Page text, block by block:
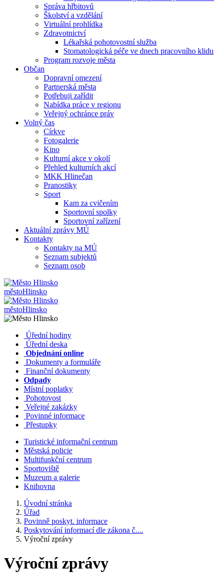
Správa hřbitovů
Školství a vzdělání
Virtuální prohlídka
Zdravotnictví
Lékařská pohotovostní služba
Stomatologická péče ve dnech pracovního klidu
Program rozvoje města
Občan
Dopravní omezení
Partnerská města
Potřebuji zařídit
Nabídka práce v regionu
Veřejný ochránce práv
Volný čas
Církve
Fotogalerie
Kino
Kulturní akce v okolí
Přehled kulturních akcí
MKK Hlinečan
Pranostiky
Sport
Kam za cvičením
Sportovní spolky
Sportovní zařízení
Aktuální zprávy MÚ
Kontakty
Kontakty na MÚ
Seznam subjektů
Seznam osob
městoHlinsko
městoHlinsko
Úřední hodiny
Úřední deska
Objednání online
Dokumenty a formuláře
Finanční dokumenty
Odpady
Místní poplatky
Pohotovost
Veřejné zakázky
Povinné informace
Přestupky
Turistické informační centrum
Městská policie
Multifunkční centrum
Sportoviště
Muzeum a galerie
Knihovna
Úvodní stránka
Úřad
Povinně poskyt. informace
Poskytování informací dle zákona č....
Výroční zprávy
Výroční zprávy